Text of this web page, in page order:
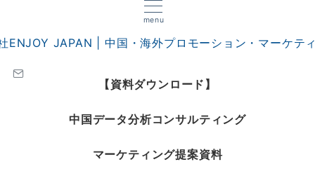
menu
【資料ダウンロード】
中国データ分析コンサルティング
マーケティング提案資料